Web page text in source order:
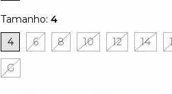
Tamanho: 4
4
6 8 10 12 14
G